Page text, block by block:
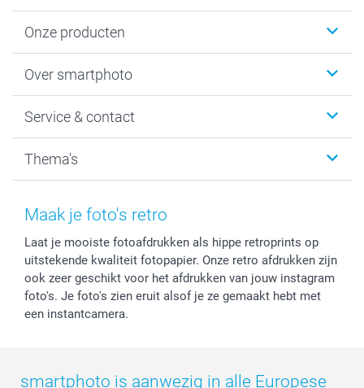
Onze producten
Fotoboeken
Fotocadeaus
Kaarten
Over smartphoto
Vacatures
Bestelproces
Herroepingsrecht
Cookiebeleid
Reviews
Prijslijst
Investor Relations
Service & contact
Tevredenheidsgarantie
Mijn orderstatus
smartbonus
smartfriends
service@smartphoto.nl
Affiliate partnerprogramma
Partnerships
Thema's
Baby
Moederdag
Vaderdag
Huwelijk
Maak je foto's retro
Laat je mooiste fotoafdrukken als hippe retroprints op
uitstekende kwaliteit fotopapier. Onze retro afdrukken zijn
ook zeer geschikt voor het afdrukken van jouw instagram
foto's. Je foto's zien eruit alsof je ze gemaakt hebt met
een instantcamera.
smartphoto is aanwezig in alle Europese